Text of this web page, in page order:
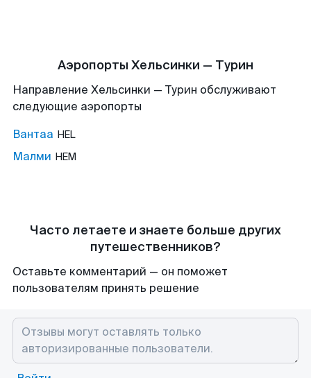
Аэропорты Хельсинки — Турин
Направление Хельсинки — Турин обслуживают
следующие аэропорты
Вантаа HEL
Малми HEM
Часто летаете и знаете больше других
путешественников?
Оставьте комментарий — он поможет
пользователям принять решение